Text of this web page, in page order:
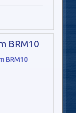
BRM10